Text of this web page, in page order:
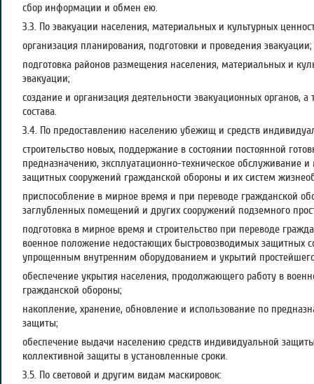
сбор информации и обмен ею.
3.3. По эвакуации населения, материальных и культурных
организация планирования, подготовки и проведения эвакуации;
подготовка районов размещения населения, материальных и
эвакуации;
создание и организация деятельности эвакуационных органов, а
состава.
3.4. По предоставлению населению убежищ и средств
строительство новых, поддержание в состоянии постоянной
предназначению, эксплуатационно-техническое обслуживание
защитных сооружений гражданской обороны и их систем
приспособление в мирное время и при переводе гражданской
заглубленных помещений и других сооружений подземного
подготовка в мирное время и строительство при переводе
военное положение недостающих быстровозводимых защитных
упрощенным внутренним оборудованием и укрытий
обеспечение укрытия населения, продолжающего работу в
гражданской обороны;
накопление, хранение, обновление и использование по
защиты;
обеспечение выдачи населению средств индивидуальной
коллективной защиты в установленные сроки.
3.5. По световой и другим видам маскировок: